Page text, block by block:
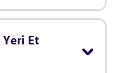
Et